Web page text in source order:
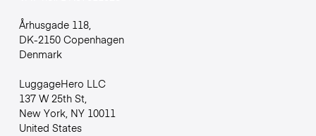
Århusgade 118,
DK-2150 Copenhagen
Denmark
LuggageHero LLC
137 W 25th St,
New York, NY 10011
United States